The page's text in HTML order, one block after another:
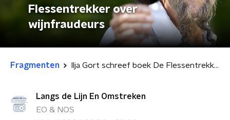
Flessentrekker over
wijnfraudeurs
Fragmenten Ilja Gort schreef boek De Flessentrekker over wijnfraudeurs
Langs de Lijn En Omstreken
EO & NOS